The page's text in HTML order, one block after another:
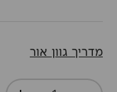
מדריך גוון אור
כמות